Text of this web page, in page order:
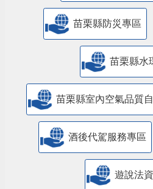
苗栗縣防災專區
苗栗縣水
苗栗縣室內空氣品質
酒後代駕服務專區
遊說法